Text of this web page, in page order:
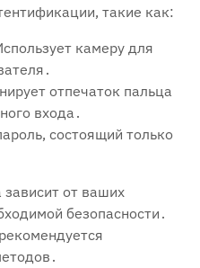
такие как:
камеру для
отпечаток пальца
входа․
состоящий только
от ваших
безопасности․